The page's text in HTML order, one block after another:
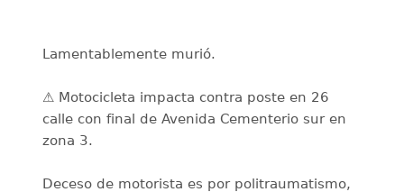
Lamentablemente murió.
⚠️ Motocicleta impacta contra poste en 26
calle con final de Avenida Cementerio sur en
zona 3.
Deceso de motorista es por politraumatismo,